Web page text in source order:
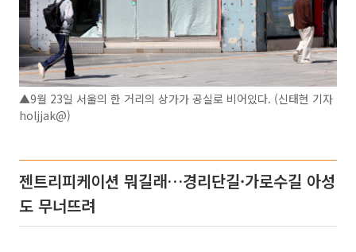
▲9월 23일 서울의 한 거리의 상가가 공실로 비어있다. (신태현 기자
holjjak@)
젠트리피케이션 뭐길래…경리단길·가로수길 아성
도 무너뜨려